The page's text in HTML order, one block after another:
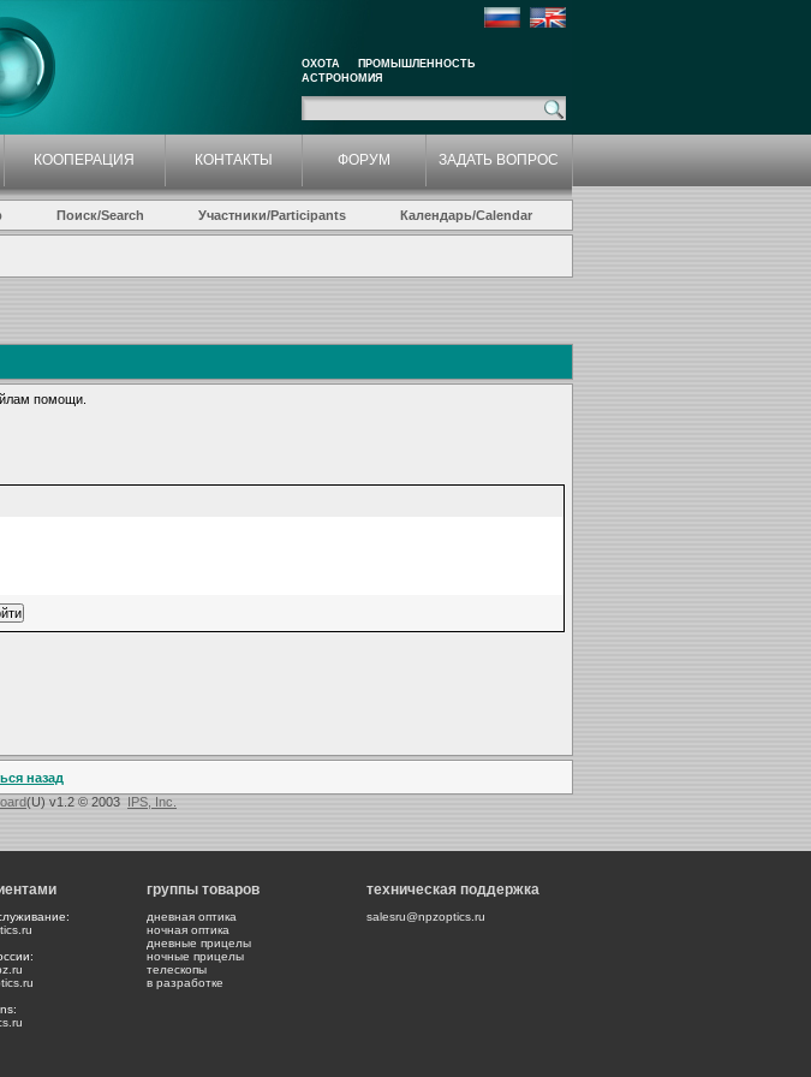
ОХОТА
ПРОМЫШЛЕННОСТЬ
АСТРОНОМИЯ
КООПЕРАЦИЯ КОНТАКТЫ ФОРУМ ЗАДАТЬ ВОПРОС
Поиск/Search Участники/Participants Календарь/Calendar
помощи.
назад
(U) v1.2 © 2003 IPS, Inc.
группы товаров
дневная оптика
ночная оптика
дневные прицелы
ночные прицелы
телескопы
в разработке
техническая поддержка
salesru@npzoptics.ru